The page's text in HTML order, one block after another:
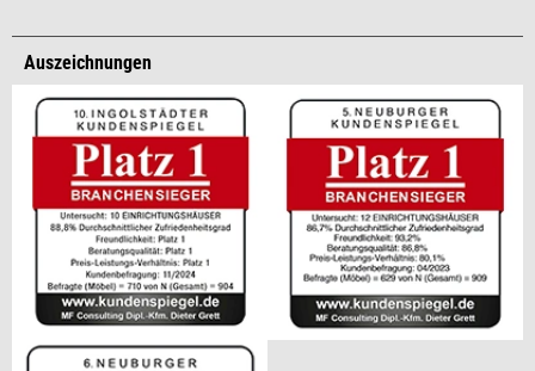
Auszeichnungen